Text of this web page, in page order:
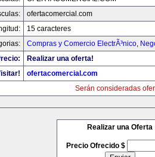
ofertacomercial.com
15 caracteres
Compras y Comercio ElectrÃ³nico,
Realizar una oferta!
ofertacomercial.com
Serán consideradas
Realizar una Oferta
Precio Ofrecido $